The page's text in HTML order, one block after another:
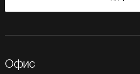
Офис